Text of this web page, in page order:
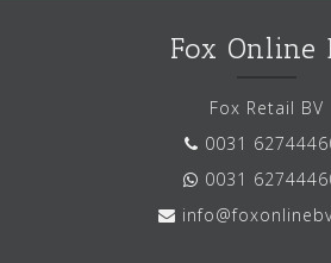
Fox Online
Fox Retail BV
0031
0031